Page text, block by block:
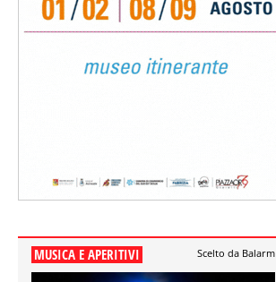
MUSICA E APERITIVI Scelto da Balarm